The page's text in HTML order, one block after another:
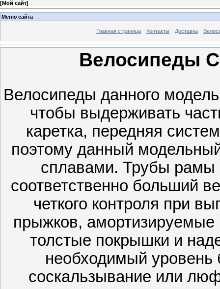
[Мой сайт]
Меню сайта
Главная страница Контакты Доставка
Велосипеды
Велосипеды данного
чтобы выдерживать
каретка, передняя
поэтому данный
сплавами. Трубы рамы
соответственно больший
четкого контроля при
прыжков,
толстые покрышки и
необходимый уровень
соскальзывание или